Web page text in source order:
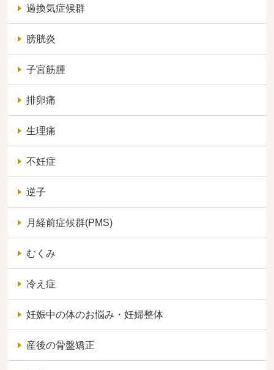
過換気症候群
膀胱炎
子宮筋腫
排卵痛
生理痛
不妊症
逆子
月経前症候群(PMS)
むくみ
冷え症
妊娠中の体のお悩み・妊婦整体
産後の骨盤矯正